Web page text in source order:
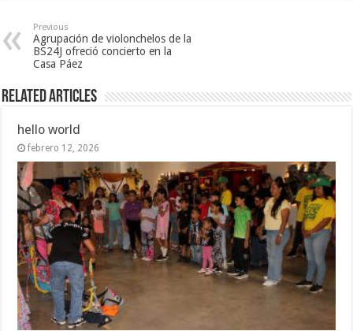
Previous
Agrupación de violonchelos de la
BS24J ofreció concierto en la
Casa Páez
Related Articles
hello world
febrero 12, 2026